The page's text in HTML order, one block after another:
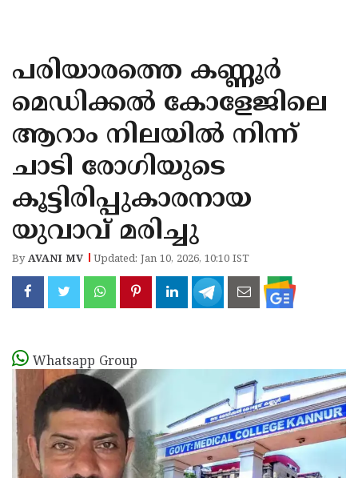
KANNUR
KASARAGOD
പരിയാരത്തെ കണ്ണൂർ
മെഡിക്കൽ കോളേജിലെ
ആറാം നിലയിൽ നിന്ന്
ചാടി രോഗിയുടെ
കൂട്ടിരിപ്പുകാരനായ
യുവാവ് മരിച്ചു
ByAVANI MV Updated: Jan 10, 2026, 10:10 IST
Whatsapp Group